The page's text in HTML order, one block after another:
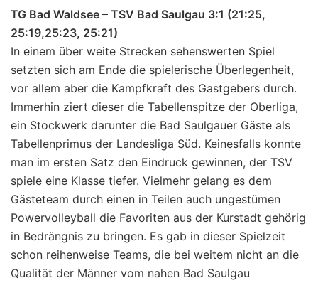
TG Bad Waldsee – TSV Bad Saulgau 3:1 (21:25,
25:19,25:23, 25:21)
In einem über weite Strecken sehenswerten Spiel
setzten sich am Ende die spielerische Überlegenheit,
vor allem aber die Kampfkraft des Gastgebers durch.
Immerhin ziert dieser die Tabellenspitze der Oberliga,
ein Stockwerk darunter die Bad Saulgauer Gäste als
Tabellenprimus der Landesliga Süd. Keinesfalls konnte
man im ersten Satz den Eindruck gewinnen, der TSV
spiele eine Klasse tiefer. Vielmehr gelang es dem
Gästeteam durch einen in Teilen auch ungestümen
Powervolleyball die Favoriten aus der Kurstadt gehörig
in Bedrängnis zu bringen. Es gab in dieser Spielzeit
schon reihenweise Teams, die bei weitem nicht an die
Qualität der Männer vom nahen Bad Saulgau